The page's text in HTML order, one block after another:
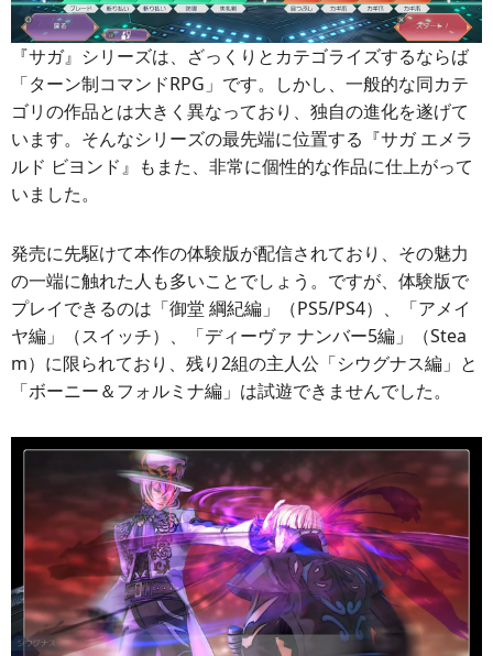
『サガ』シリーズは、ざっくりとカテゴライズするならば
「ターン制コマンドRPG」です。しかし、一般的な同カテ
ゴリの作品とは大きく異なっており、独自の進化を遂げて
います。そんなシリーズの最先端に位置する『サガ エメラ
ルド ビヨンド』もまた、非常に個性的な作品に仕上がって
いました。
発売に先駆けて本作の体験版が配信されており、その魅力
の一端に触れた人も多いことでしょう。ですが、体験版で
プレイできるのは「御堂 綱紀編」（PS5/PS4）、「アメイ
ヤ編」（スイッチ）、「ディーヴァ ナンバー5編」（Stea
m）に限られており、残り2組の主人公「シウグナス編」と
「ボーニー＆フォルミナ編」は試遊できませんでした。